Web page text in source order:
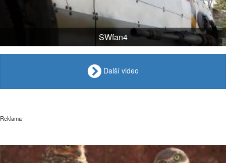
SWfan4
Další video
Reklama